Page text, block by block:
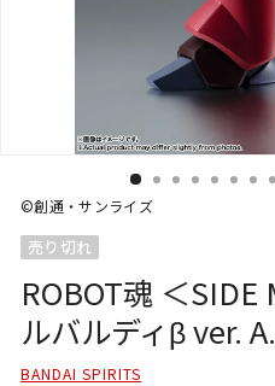
©創通・サンライズ
売り切れ
ROBOT魂 ＜SIDE
ルバルディβ ver.
BANDAI SPIRITS